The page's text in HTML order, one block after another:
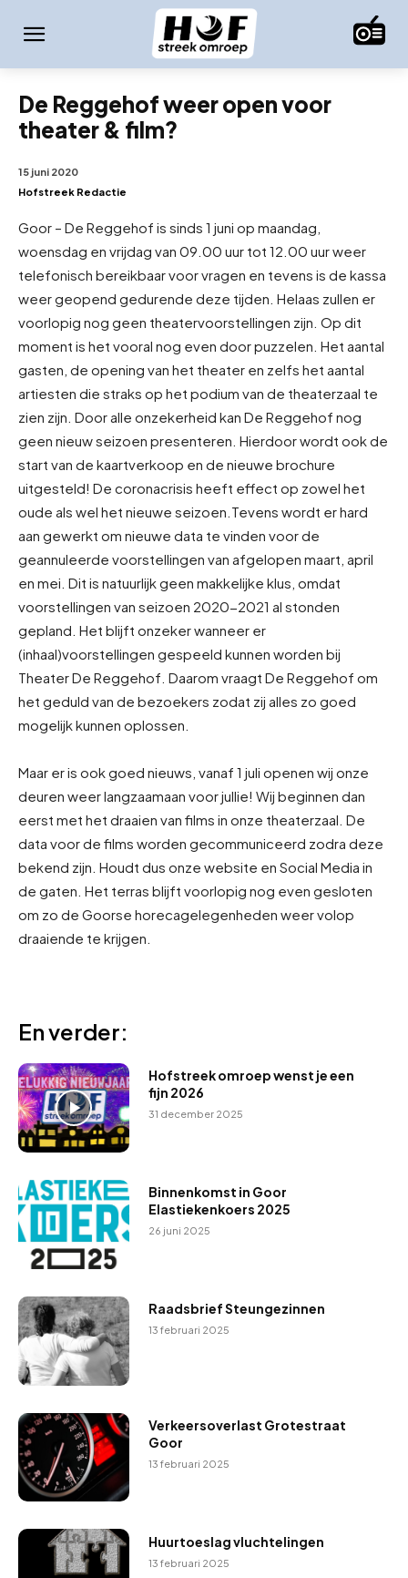
De Reggehof weer open voor
theater & film?
15 juni 2020
Hofstreek Redactie
Goor – De Reggehof is sinds 1 juni op maandag,
woensdag en vrijdag van 09.00 uur tot 12.00 uur weer
telefonisch bereikbaar voor vragen en tevens is de kassa
weer geopend gedurende deze tijden. Helaas zullen er
voorlopig nog geen theatervoorstellingen zijn. Op dit
moment is het vooral nog even door puzzelen. Het aantal
gasten, de opening van het theater en zelfs het aantal
artiesten die straks op het podium van de theaterzaal te
zien zijn. Door alle onzekerheid kan De Reggehof nog
geen nieuw seizoen presenteren. Hierdoor wordt ook de
start van de kaartverkoop en de nieuwe brochure
uitgesteld! De coronacrisis heeft effect op zowel het
oude als wel het nieuwe seizoen. Tevens wordt er hard
aan gewerkt om nieuwe data te vinden voor de
geannuleerde voorstellingen van afgelopen maart, april
en mei. Dit is natuurlijk geen makkelijke klus, omdat
voorstellingen van seizoen 2020-2021 al stonden
gepland. Het blijft onzeker wanneer er
(inhaal)voorstellingen gespeeld kunnen worden bij
Theater De Reggehof. Daarom vraagt De Reggehof om
het geduld van de bezoekers zodat zij alles zo goed
mogelijk kunnen oplossen.
Maar er is ook goed nieuws, vanaf 1 juli openen wij onze
deuren weer langzaamaan voor jullie! Wij beginnen dan
eerst met het draaien van films in onze theaterzaal. De
data voor de films worden gecommuniceerd zodra deze
bekend zijn. Houdt dus onze website en Social Media in
de gaten. Het terras blijft voorlopig nog even gesloten
om zo de Goorse horecagelegenheden weer volop
draaiende te krijgen.
En verder:
Hofstreek omroep wenst je een
fijn 2026
31 december 2025
Binnenkomst in Goor
Elastiekenkoers 2025
26 juni 2025
Raadsbrief Steungezinnen
13 februari 2025
Verkeersoverlast Grotestraat
Goor
13 februari 2025
Huurtoeslag vluchtelingen
13 februari 2025